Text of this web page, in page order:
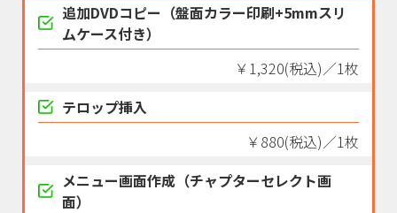
追加DVDコピー（盤面カラー印刷+5mmスリ
ムケース付き）
￥1,320(税込)／1枚
テロップ挿入
￥880(税込)／1枚
メニュー画面作成（チャプターセレクト画
面）